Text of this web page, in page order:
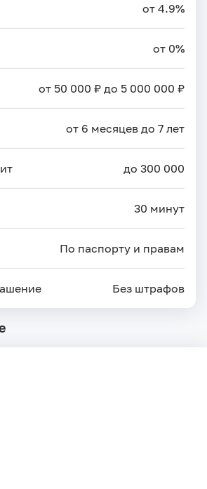
от 4.9%
от 0%
от 50 000 ₽ до 5 000 000 ₽
от 6 месяцев до 7 лет
до 300 000
30 минут
По паспорту и правам
Без штрафов